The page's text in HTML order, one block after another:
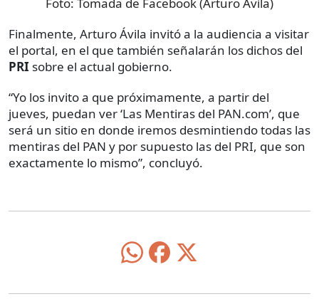
Foto: Tomada de Facebook (Arturo Avila)
Finalmente, Arturo Ávila invitó a la audiencia a visitar
el portal, en el que también señalarán los dichos del
PRI sobre el actual gobierno.
“Yo los invito a que próximamente, a partir del
jueves, puedan ver ‘Las Mentiras del PAN.com’, que
será un sitio en donde iremos desmintiendo todas las
mentiras del PAN y por supuesto las del PRI, que son
exactamente lo mismo”, concluyó.